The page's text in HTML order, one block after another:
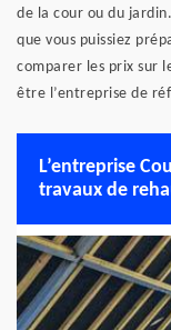
de la cour ou du
que vous puissiez
comparer les prix sur
être l’entreprise de
L’entreprise
travaux de